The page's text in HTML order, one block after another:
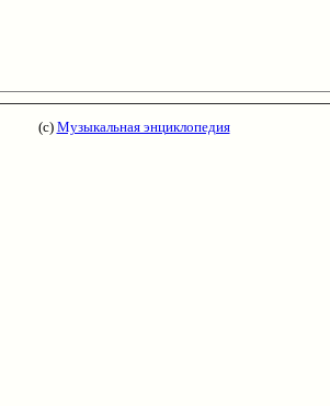
(с) Музыкальная энциклопедия